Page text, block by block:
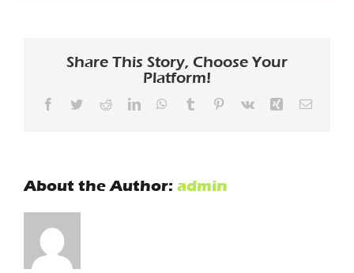
Share This Story, Choose Your
Platform!
Facebook
TwitterRedditLinkedInWhatsApp
Tumblr Pinterest
Vk Xing Email
About the Author: admin